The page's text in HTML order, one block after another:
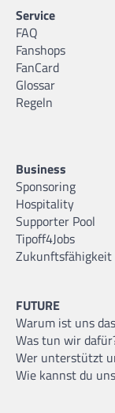
Service
FAQ
Fanshops
FanCard
Glossar
Regeln
Business
Sponsoring
Hospitality
Supporter Pool
Tipoff4Jobs
Zukunftsfähigkeit
FUTURE
Warum ist uns
Was tun wir
Wer unterstützt
Wie kannst du